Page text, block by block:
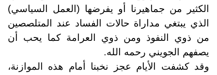
الكثير من جماهيرنا أو يفرضها (العمل السياسي)
الذي يبتغي مداراة حالات الفساد عند المتلصصين
من ذوي النفوذ ومن ذوي العرامة كما يحب أن
يصفهم الجويني رحمه الله.
وقد كشفت الأيام عجز نخبنا أمام هذه الموازنة،